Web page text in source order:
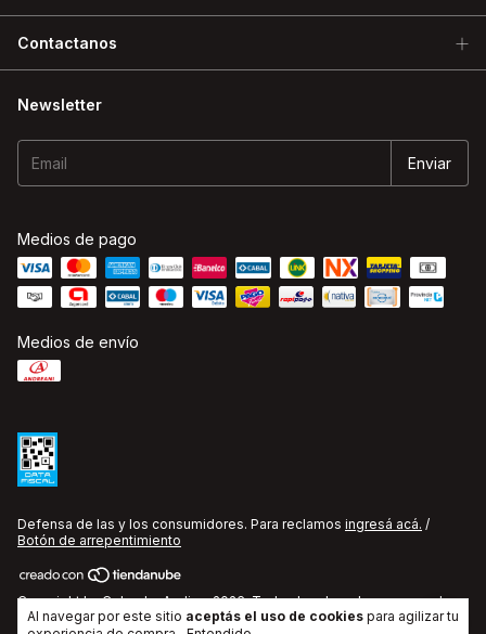
Al navegar por este sitio aceptás el uso de cookies para agilizar tu
Contactanos
Newsletter
Medios de pago
Medios de envío
Defensa de las y los consumidores. Para reclamos ingresá acá. /
Botón de arrepentimiento
Copyright La Cobacha Audio - 2026. Todos los derechos reservados.